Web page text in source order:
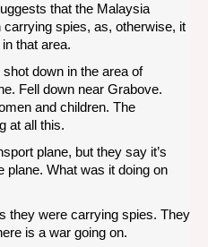
that the Malaysia
carrying spies, as, otherwise, it
that area.
down in the area of
Fell down near Grabove.
and children. The
at all this.
plane, but they say it’s
plane. What was it doing on
they were carrying spies. They
is a war going on.